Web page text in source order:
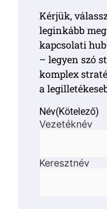
Kérjük,
leginkább
kapcsolati
– legyen szó
komplex
a
Név(Kötelező)
Vezetéknév
Keresztnév